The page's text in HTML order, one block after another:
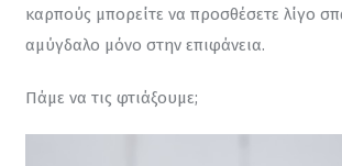
καρπούς μπορείτε να προσθέσετε λίγο
αμύγδαλο μόνο στην επιφάνεια.
Πάμε να τις φτιάξουμε;